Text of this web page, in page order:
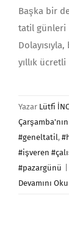
Başka bir
tatil günleri
yıllık
Yazar Lütfi
#geneltatil,
#işveren
#pazargünü
Devamını Oku